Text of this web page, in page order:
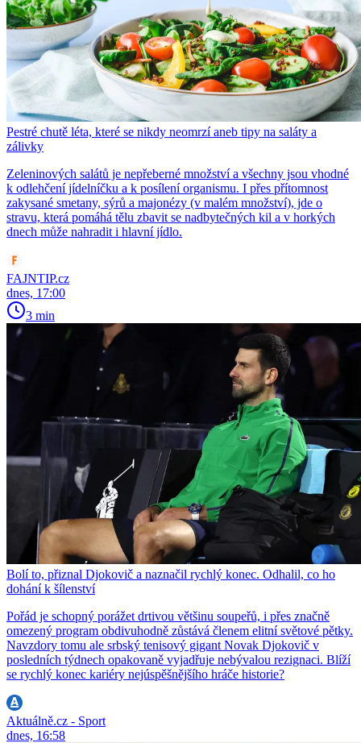
Pestré chutě léta, které se nikdy neomrzí aneb tipy na saláty a
zálivky
Zeleninových salátů je nepřeberné množství a všechny jsou vhodné
k odlehčení jídelníčku a k posílení organismu. I přes přítomnost
zakysané smetany, sýrů a majonézy (v malém množství), jde o
stravu, která pomáhá tělu zbavit se nadbytečných kil a v horkých
dnech může nahradit i hlavní jídlo.
FAJNTIP.cz
dnes, 17:00
3 min
Bolí to, přiznal Djokovič a naznačil rychlý konec. Odhalil, co ho
dohání k šílenství
Pořád je schopný porážet drtivou většinu soupeřů, i přes značně
omezený program obdivuhodně zůstává členem elitní světové pětky.
Navzdory tomu ale srbský tenisový gigant Novak Djokovič v
posledních týdnech opakovaně vyjadřuje nebývalou rezignaci. Blíží
se rychlý konec kariéry nejúspěšnějšího hráče historie?
Aktuálně.cz - Sport
dnes, 16:58